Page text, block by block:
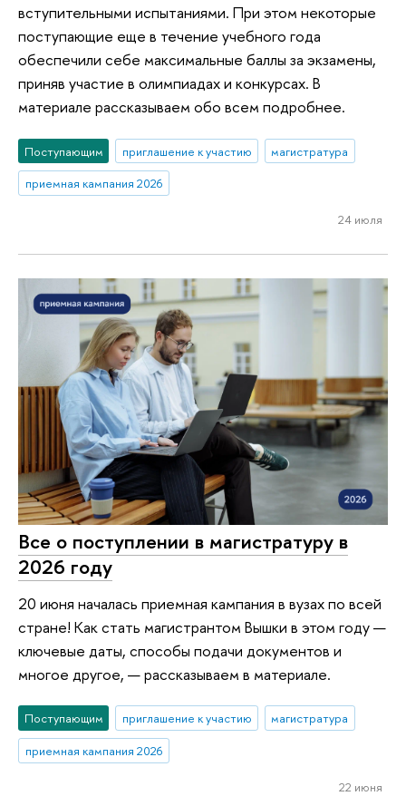
вступительными испытаниями. При этом некоторые
поступающие еще в течение учебного года
обеспечили себе максимальные баллы за экзамены,
приняв участие в олимпиадах и конкурсах. В
материале рассказываем обо всем подробнее.
Поступающим приглашение к участию
магистратура
приемная кампания 2026
24 июля
Все о поступлении в магистратуру в
2026 году
20 июня началась приемная кампания в вузах по всей
стране! Как стать магистрантом Вышки в этом году —
ключевые даты, способы подачи документов и
многое другое, — рассказываем в материале.
Поступающим приглашение к участию
магистратура
приемная кампания 2026
22 июня